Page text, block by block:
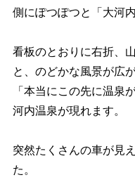
側にぽつぽつと「大河
看板のとおりに右折、
と、のどかな風景が広
「本当にこの先に温泉
河内温泉が現れます。
突然たくさんの車が見
た。